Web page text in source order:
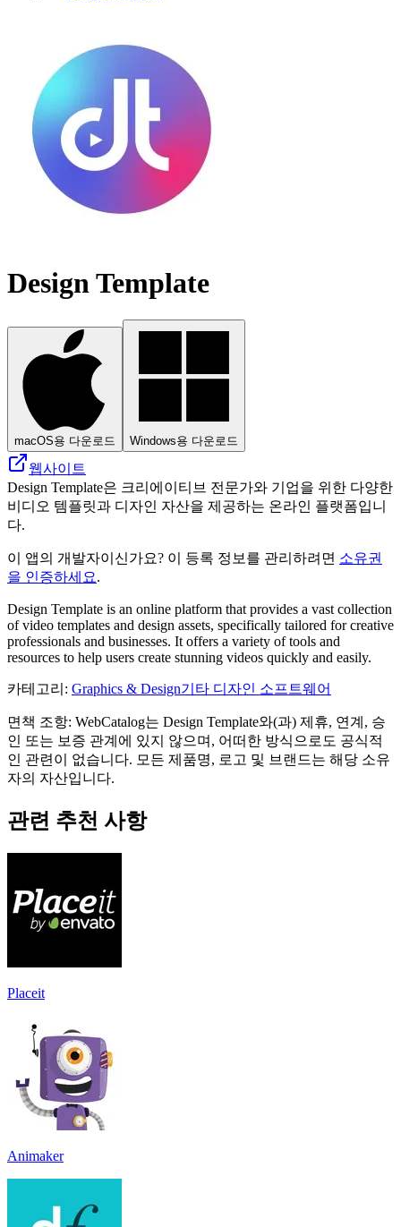
Design Template
macOS용 다운로드 Windows용 다운로드
웹사이트
Design Template은 크리에이티브 전문가와 기업을 위한 다양한
비디오 템플릿과 디자인 자산을 제공하는 온라인 플랫폼입니
다.
이 앱의 개발자이신가요? 이 등록 정보를 관리하려면 소유권
을 인증하세요.
Design Template is an online platform that provides a vast collection
of video templates and design assets, specifically tailored for creative
professionals and businesses. It offers a variety of tools and
resources to help users create stunning videos quickly and easily.
카테고리 : Graphics & Design기타 디자인 소프트웨어
면책 조항: WebCatalog는 Design Template와(과) 제휴, 연계, 승
인 또는 보증 관계에 있지 않으며, 어떠한 방식으로도 공식적
인 관련이 없습니다. 모든 제품명, 로고 및 브랜드는 해당 소유
자의 자산입니다.
관련 추천 사항
Placeit
Animaker